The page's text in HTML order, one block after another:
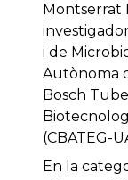
Montserrat
i de
Autònoma
Bosch
(CBATEG-
En la